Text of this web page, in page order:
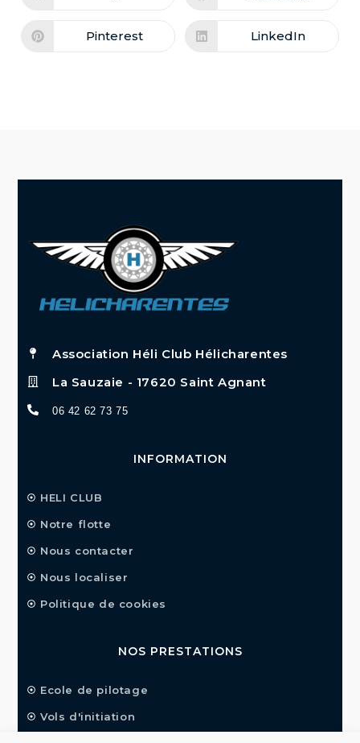
Pinterest LinkedIn
Association Héli Club Hélicharentes
La Sauzaie - 17620 Saint Agnant
06 42 62 73 75
INFORMATION
HELI CLUB
Notre flotte
Nous contacter
Nous localiser
Politique de cookies
NOS PRESTATIONS
Ecole de pilotage
Vols d'initiation